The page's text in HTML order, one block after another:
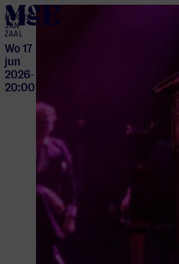
HERTOG
JAN
ZAAL
Wo 17
jun
2026-
20:00